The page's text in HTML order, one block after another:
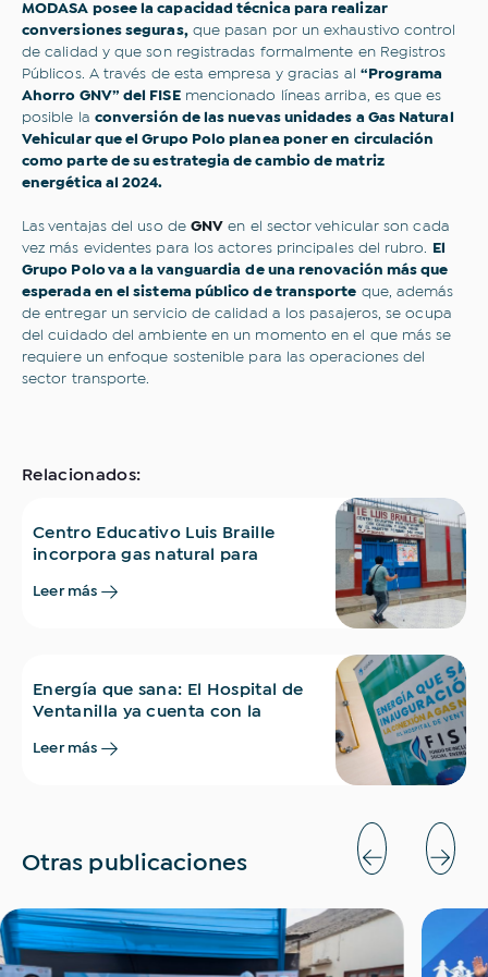
MODASA posee la capacidad técnica para realizar
conversiones seguras, que pasan por un exhaustivo control
de calidad y que son registradas formalmente en Registros
Públicos. A través de esta empresa y gracias al “Programa
Ahorro GNV” del FISEmencionado líneas arriba, es que es
posible la conversión de las nuevas unidades a Gas Natural
Vehicular que el Grupo Polo planea poner en circulación
como parte de su estrategia de cambio de matriz
energética al 2024.
Las ventajas del uso de GNV en el sector vehicular son cada
vez más evidentes para los actores principales del rubro.
El
Grupo Polo va a la vanguardia de una renovación más que
esperada en el sistema público de transporte que, además
de entregar un servicio de calidad a los pasajeros, se ocupa
del cuidado del ambiente en un momento en el que más se
requiere un enfoque sostenible para las operaciones del
sector transporte.
Relacionados:
Centro Educativo Luis Braille
incorpora gas natural para
eficiencia energética
Leer más
Energía que sana: El Hospital de
Ventanilla ya cuenta con la
Natural
Leer más
Otras publicaciones